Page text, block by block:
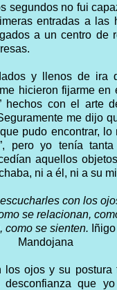
segundos no fui
entradas a las
a un centro de
y llenos de ira
hicieron fijarme en
hechos con el arte
me dijo
pudo encontrar, lo
pero yo tenía
aquellos
ni a él, ni a su
con los
se relacionan,
como se sienten.
Mandojana
los ojos y su postura
que